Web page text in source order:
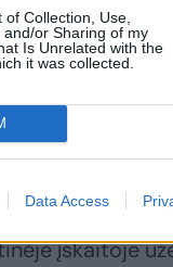
Collection, Use,
and/or Sharing of my
Is Unrelated with the
it was collected.
Data Access
jis
15:9
tokiu pat
C. Richtardą.
įskaitoje